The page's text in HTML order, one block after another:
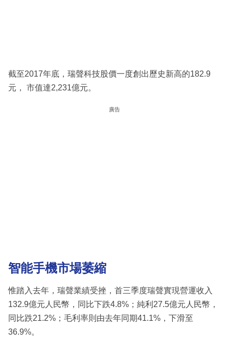
截至2017年底，瑞聲科技股價一度創出歷史新高的182.9
元， 市值達2,231億元。
廣告
智能手機市場萎縮
惟踏入去年，瑞聲業績受挫，首三季度瑞聲實現營運收入
132.9億元人民幣，同比下跌4.8%；純利27.5億元人民幣，
同比跌21.2%；毛利率則由去年同期41.1%，下滑至
36.9%。